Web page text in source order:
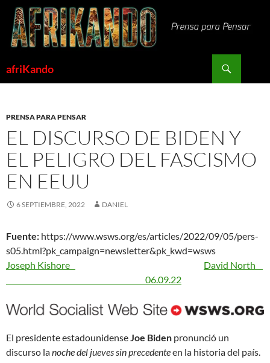
Saltar
contenido
afriKando
PRENSA PARA PENSAR
EL DISCURSO DE BIDEN Y
EL PELIGRO DEL FASCISMO
EN EEUU
6 SEPTIEMBRE, 2022 DANIEL
Fuente: https://www.wsws.org/es/articles/2022/09/05/pers-
s05.html?pk_campaign=newsletter&pk_kwd=wsws
Joseph Kishore
David North
06.09.22
El presidente estadounidenseJoe Biden pronunció un
discurso lanoche del jueves sin precedenteen la historia del país.